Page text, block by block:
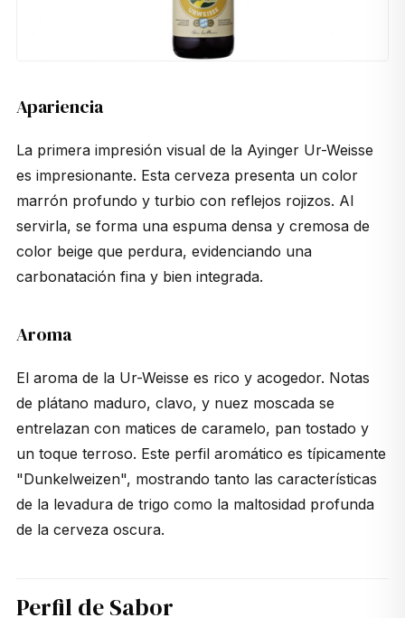
Apariencia
La primera impresión visual de la Ayinger Ur-Weisse
es impresionante. Esta cerveza presenta un color
marrón profundo y turbio con reflejos rojizos. Al
servirla, se forma una espuma densa y cremosa de
color beige que perdura, evidenciando una
carbonatación fina y bien integrada.
Aroma
El aroma de la Ur-Weisse es rico y acogedor. Notas
de plátano maduro, clavo, y nuez moscada se
entrelazan con matices de caramelo, pan tostado y
un toque terroso. Este perfil aromático es típicamente
"Dunkelweizen", mostrando tanto las características
de la levadura de trigo como la maltosidad profunda
de la cerveza oscura.
Perfil de Sabor